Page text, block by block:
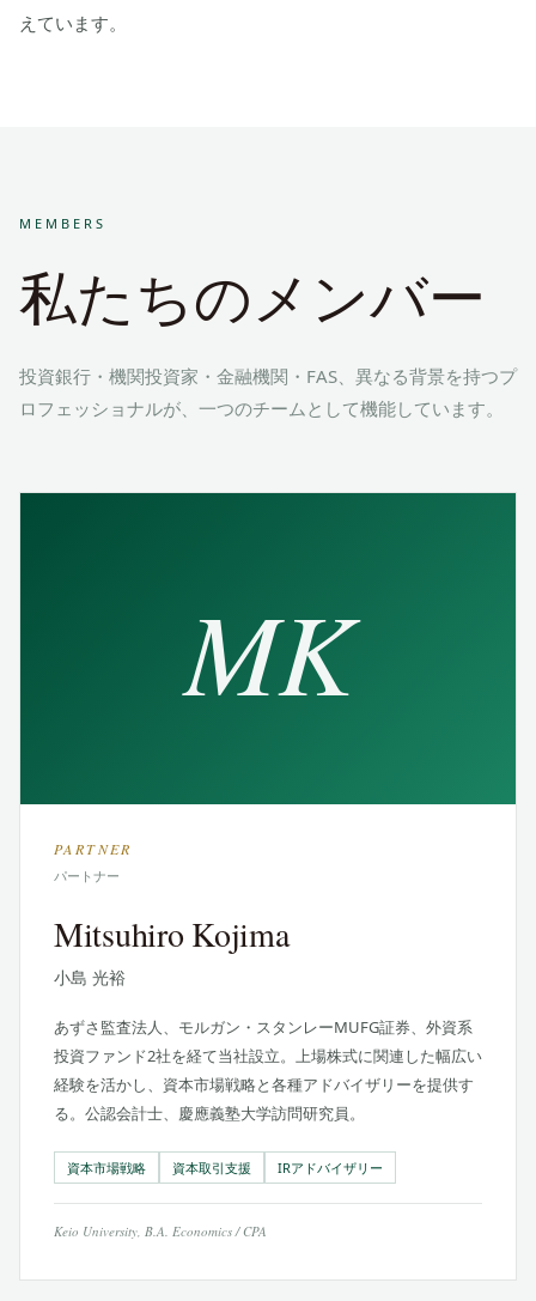
えています。
MEMBERS
私たちのメンバー
投資銀行・機関投資家・金融機関・FAS、異なる背景を持つプ
ロフェッショナルが、 一つのチームとして機能しています。
MK
PARTNER
パートナー
Mitsuhiro Kojima
小島 光裕
あずさ監査法人、モルガン・スタンレーMUFG証券、外資系
投資ファンド2社を経て当社設立。上場株式に関連した幅広い
経験を活かし、資本市場戦略と各種アドバイザリーを提供す
る。公認会計士、慶應義塾大学訪問研究員。
資本市場戦略 資本取引支援 IRアドバイザリー
Keio University, B.A. Economics / CPA